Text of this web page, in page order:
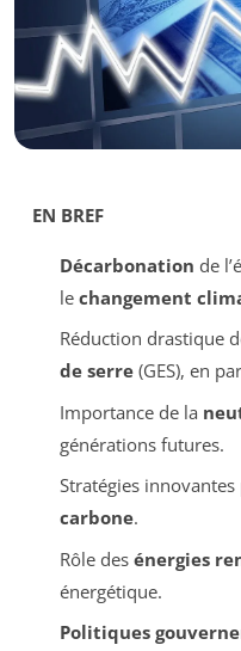
EN BREF
Décarbonation de
le changement
Réduction drastique
de serre(GES), en
Importance de la
générations futures.
Stratégies
carbone.
Rôle des énergies
énergétique.
Politiques